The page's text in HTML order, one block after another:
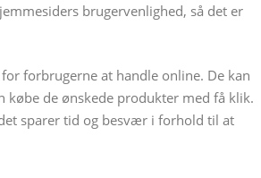
brugervenlighed, så det er
forbrugerne at handle online. De kan
købe de ønskede produkter med få klik.
sparer tid og besvær i forhold til at